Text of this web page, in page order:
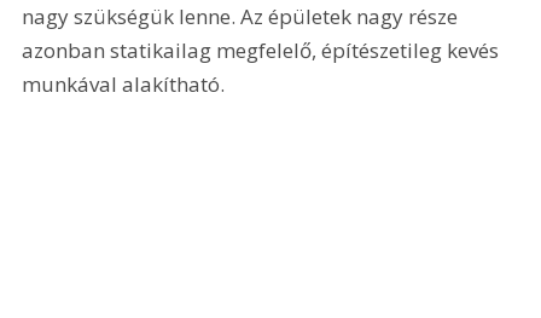
nagy szükségük lenne. Az épületek nagy része
azonban statikailag megfelelő, építészetileg kevés
munkával alakítható.